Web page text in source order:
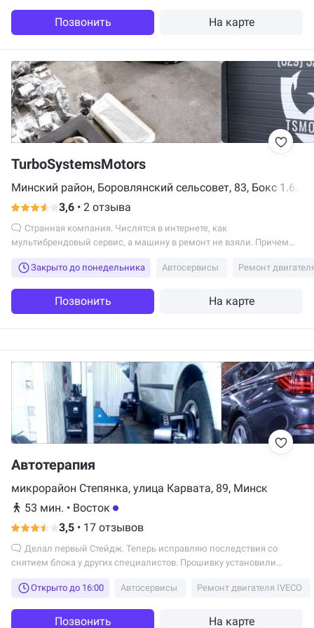
Позвонить На карте
TurboSystemsMotors
Минский район, Боровлянский сельсовет, 83, Бокс 1.6,
Минск
3,6 • 2 отзыва
мультибрендовый сервис, а машину в ремонт не взяли. Причем
Закрыто до понедельника
Автосервисы Ремонт
Позвонить На карте
Автотерапия
микрорайон Степянка, улица Карвата, 89, Минск
53 мин. • Восток
3,5 • 17 отзывов
снятием блока у других специалистов. Прошивку установили
Открыто до 16:00
Автосервисы Ремонт двигателя IVECO
Позвонить На карте